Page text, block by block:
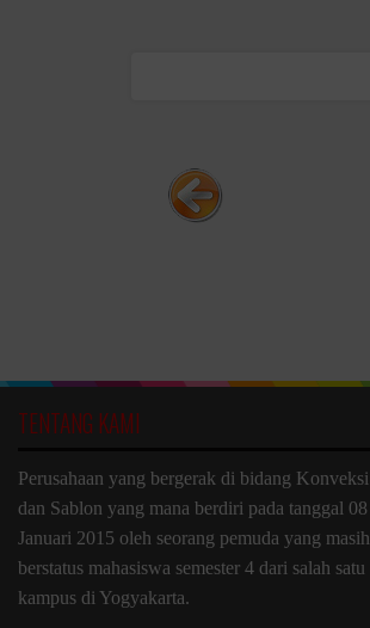
TENTANG KAMI
Perusahaan yang bergerak di bidang Konveksi
dan Sablon yang mana berdiri pada tanggal 08
Januari 2015 oleh seorang pemuda yang masih
berstatus mahasiswa semester 4 dari salah satu
kampus di Yogyakarta.